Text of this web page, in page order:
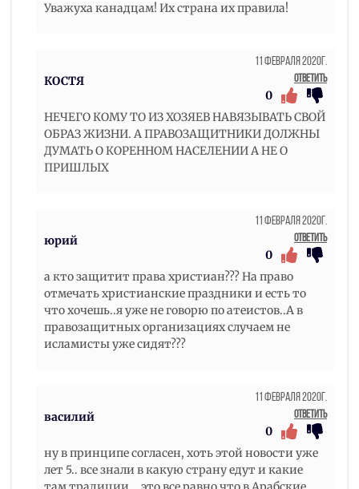
Уважуха канадцам! Их страна их правила!
КОСТЯ
11 Февраля 2020г.
Ответить
0
НЕЧЕГО КОМУ ТО ИЗ ХОЗЯЕВ НАВЯЗЫВАТЬ СВОЙ
ОБРАЗ ЖИЗНИ. А ПРАВОЗАЩИТНИКИ ДОЛЖНЫ
ДУМАТЬ О КОРЕННОМ НАСЕЛЕНИИ А НЕ О
ПРИШЛЫХ
юрий
11 Февраля 2020г.
Ответить
0
а кто защитит права христиан??? На право
отмечать христианские праздники и есть то
что хочешь..я уже не говорю по атеистов..А в
правозащитных организациях случаем не
исламисты уже сидят???
василий
11 Февраля 2020г.
Ответить
0
ну в принципе согласен, хоть этой новости уже
лет 5.. все знали в какую страну едут и какие